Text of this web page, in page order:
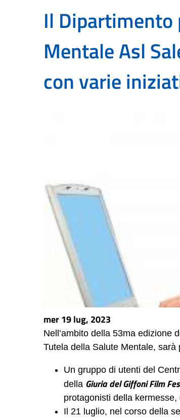
Il Dipartimento
Mentale Asl
con varie
mer 19 lug, 2023
Nell’ambito della 53ma edizione
Tutela della Salute Mentale,
Un gruppo di utenti del
della Giuria del Giffoni Film
protagonisti della
Il 21 luglio, nel corso della